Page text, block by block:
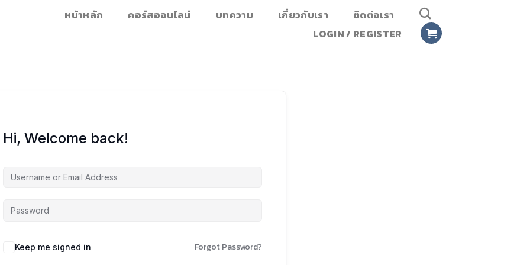
หน้าหลัก คอร์สออนไลน์ บทความ เกี่ยวกับเรา
ติดต่อเรา
LOGIN / REGISTER
Hi, Welcome back!
Keep me signed in Forgot Password?